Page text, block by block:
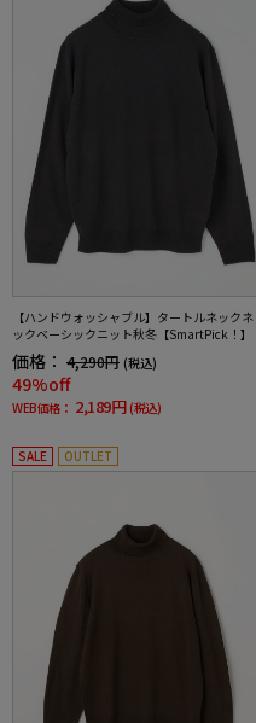
【ハンドウォッシャブル】タートルネックネ
ックベーシックニット秋冬【SmartPick！】
価格： 4,290円 (税込)
49%off
WEB価格： 2,189円 (税込)
SALE OUTLET